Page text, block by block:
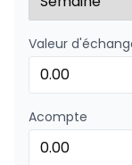
Financement
Financement
0.00 $
Valeur
Acompte